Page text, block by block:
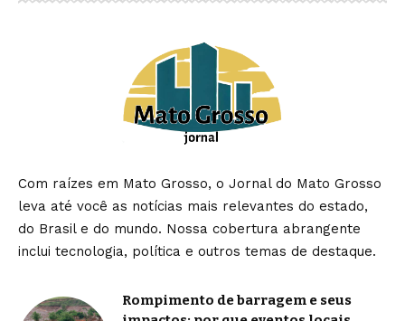
Com raízes em Mato Grosso, o Jornal do Mato Grosso
leva até você as notícias mais relevantes do estado,
do Brasil e do mundo. Nossa cobertura abrangente
inclui tecnologia, política e outros temas de destaque.
Rompimento de barragem e seus